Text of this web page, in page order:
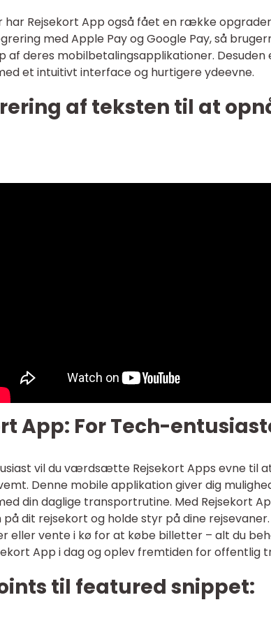
har Rejsekort App også fået en række
med Apple Pay og Google Pay, så
af deres mobilbetalingsapplikationer.
et intuitivt interface og hurtigere ydeevne.
af teksten til at
App: For Tech-
vil du værdsætte Rejsekort Apps evne til
Denne mobile applikation giver dig
din daglige transportrutine. Med Rejsekort
på dit rejsekort og holde styr på dine
eller vente i kø for at købe billetter – alt du
App i dag og oplev fremtiden for offentlig
til featured snippet: